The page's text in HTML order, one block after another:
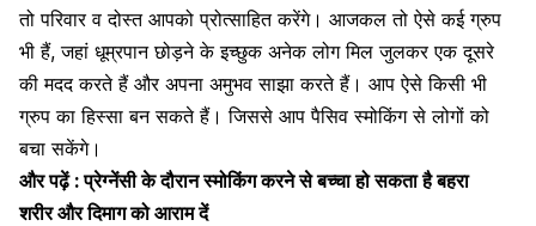
तो परिवार व दोस्त आपको प्रोत्साहित करेंगे। आजकल तो ऐसे कई ग्रुप
भी हैं, जहां धूम्रपान छोड़ने के इच्छुकअनेक लोग मिल जुलकर एक दूसरे
की मदद करते हैं और अपना अमुभव साझा करते हैं। आप ऐसे किसी भी
ग्रुप का हिस्सा बन सकते हैं। जिससे आप पैसिव स्मोकिंग से लोगों को
बचा सकेंगे।
और पढ़ें :प्रेग्नेंसी के दौरान स्मोकिंग करने से बच्चा हो सकता है बहरा
शरीर और दिमाग को आराम दें